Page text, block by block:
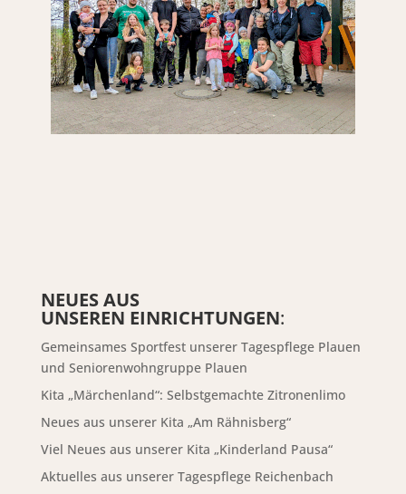
NEUES AUS
UNSEREN EINRICHTUNGEN:
Gemeinsames Sportfest unserer Tagespflege Plauen
und Seniorenwohngruppe Plauen
Kita „Märchenland“: Selbstgemachte Zitronenlimo
Neues aus unserer Kita „Am Rähnisberg“
Viel Neues aus unserer Kita „Kinderland Pausa“
Aktuelles aus unserer Tagespflege Reichenbach